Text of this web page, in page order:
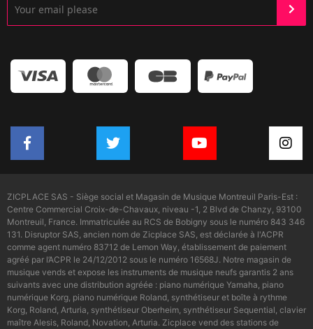
ZICPLACE SAS - Siège social et Magasin de Musique Montreuil Paris-Est :
Centre Commercial Croix-de-Chavaux, niveau -1, 2 Blvd de Chanzy, 93100
Montreuil, France. Immatriculée au RCS de Bobigny sous le numéro 843 346
131. Disruptor SAS, ancien nom de Zicplace SAS, est déclarée à l'ACPR
comme agent numéro 83712 de Lemon Way, établissement de paiement
agréé par l’ACPR le 24/12/2012 sous le numéro 16568J. Notre magasin de
musique vends et expose les instruments de musique neufs garantis 2 ans
suivants avec une distribution agréée : piano numérique Yamaha, piano
numérique Korg, piano numérique Roland, synthétiseur et boîte à rythme
Korg, Roland, Arturia, synthétiseur Oberheim, synthétiseur Sequential, clavier
maître Alesis, Roland, Novation, Arturia. Zicplace vend des stations de